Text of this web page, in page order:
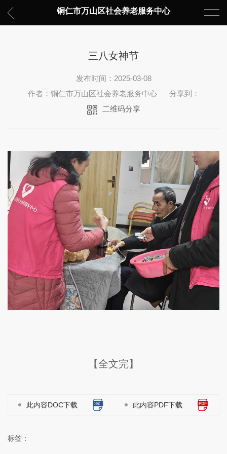
铜仁市万山区社会养老服务中心
三八女神节
发布时间：2025-03-08
作者：铜仁市万山区社会养老服务中心
分享到：
二维码分享
【全文完】
此内容DOC下载 此内容PDF下载
标签：